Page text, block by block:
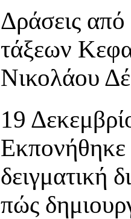
Δράσεις από
τάξεων
Νικολάου
19
Εκπονήθηκε
δειγματική
πώς